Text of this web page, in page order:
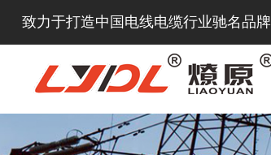
致力于打造中国电线电缆行业驰名品牌